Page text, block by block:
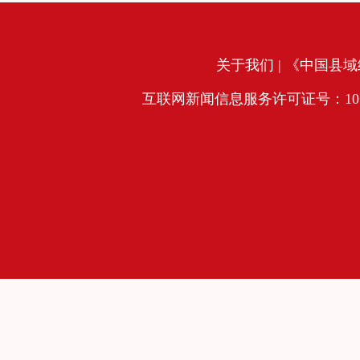
关于我们 | 《中国县
互联网新闻信息服务许可证号：